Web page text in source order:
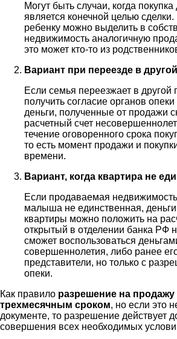
Могут быть случаи, когда
является конечной целью
ребенку можно выделить в
недвижимость аналогичную
это может кто-то из
Вариант при переезде в
Если семья переезжает в другой
получить согласие органов опеки
деньги, полученные от продажи
расчетный счет
течение оговоренного срока
то есть момент продажи и
времени.
Вариант, когда квартира не
Если продаваемая
малыша не единственная,
квартиры можно положить на
открытый в отделении банка РФ
сможет воспользоваться
совершеннолетия, либо ранее
представители, но только с
опеки.
Как правило разрешение на
трехмесячным сроком, но если это
документе, то разрешение действует
совершения всех необходимых